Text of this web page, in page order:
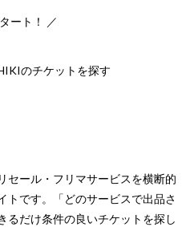
ート！ ／
のチケットを探す
セール・フリマサービスを横断的
トです。「どのサービスで出品さ
るだけ条件の良いチケットを探し